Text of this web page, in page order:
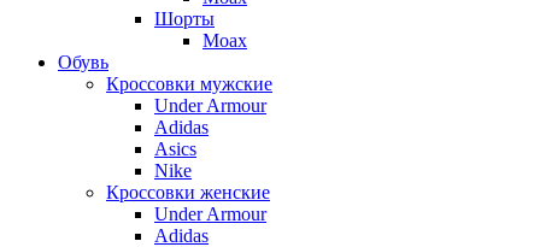
Шорты
Moax
Обувь
Кроссовки мужские
Under Armour
Adidas
Asics
Nike
Кроссовки женские
Under Armour
Adidas